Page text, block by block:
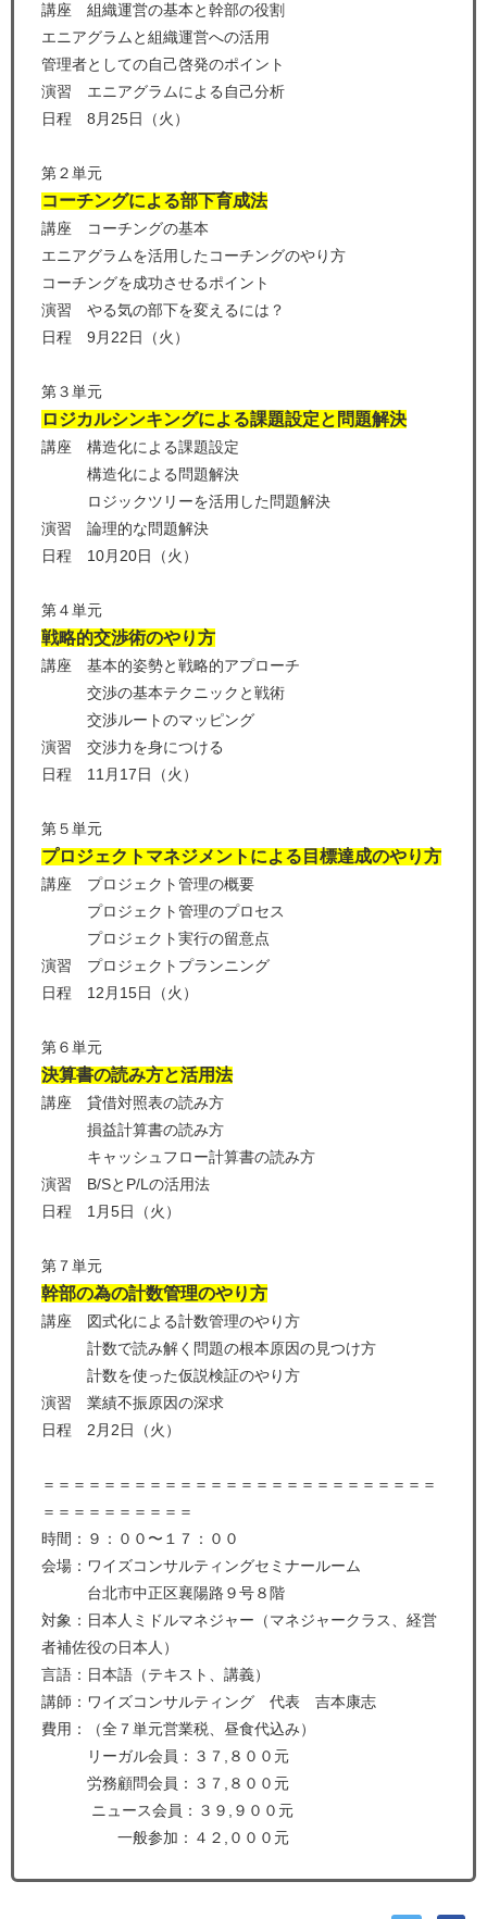
講座 組織運営の基本と幹部の役割
エニアグラムと組織運営への活用
管理者としての自己啓発のポイント
演習 エニアグラムによる自己分析
日程 8月25日（火）
第２単元
コーチングによる部下育成法
講座 コーチングの基本
エニアグラムを活用したコーチングのやり方
コーチングを成功させるポイント
演習 やる気の部下を変えるには？
日程 9月22日（火）
第３単元
ロジカルシンキングによる課題設定と問題解決
講座 構造化による課題設定
構造化による問題解決
ロジックツリーを活用した問題解決
演習 論理的な問題解決
日程 10月20日（火）
第４単元
戦略的交渉術のやり方
講座 基本的姿勢と戦略的アプローチ
交渉の基本テクニックと戦術
交渉ルートのマッピング
演習 交渉力を身につける
日程 11月17日（火）
第５単元
プロジェクトマネジメントによる目標達成のやり方
講座 プロジェクト管理の概要
プロジェクト管理のプロセス
プロジェクト実行の留意点
演習 プロジェクトプランニング
日程 12月15日（火）
第６単元
決算書の読み方と活用法
講座 貸借対照表の読み方
損益計算書の読み方
キャッシュフロー計算書の読み方
演習 B/SとP/Lの活用法
日程 1月5日（火）
第７単元
幹部の為の計数管理のやり方
講座 図式化による計数管理のやり方
計数で読み解く問題の根本原因の見つけ方
計数を使った仮説検証のやり方
演習 業績不振原因の深求
日程 2月2日（火）
＝＝＝＝＝＝＝＝＝＝＝＝＝＝＝＝＝＝＝＝＝＝＝＝＝＝
＝＝＝＝＝＝＝＝＝＝
時間：９：００〜１７：００
会場：ワイズコンサルティングセミナールーム
台北市中正区襄陽路９号８階
対象：日本人ミドルマネジャー（マネジャークラス、経営
者補佐役の日本人）
言語：日本語（テキスト、講義）
講師：ワイズコンサルティング 代表 吉本康志
費用：（全７単元営業税、昼食代込み）
リーガル会員：３７,８００元
労務顧問会員：３７,８００元
ニュース会員：３９,９００元
一般参加：４２,０００元